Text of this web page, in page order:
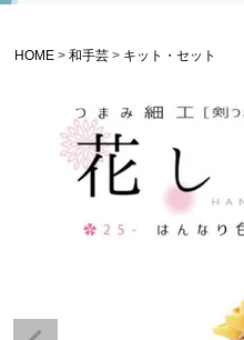
HOME 和手芸 キット・セット